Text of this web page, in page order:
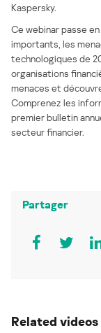
Kaspersky.
Ce webinar passe
importants, les
technologiques de
organisations
menaces et
Comprenez les
premier bulletin
secteur financier.
Partager
Related videos